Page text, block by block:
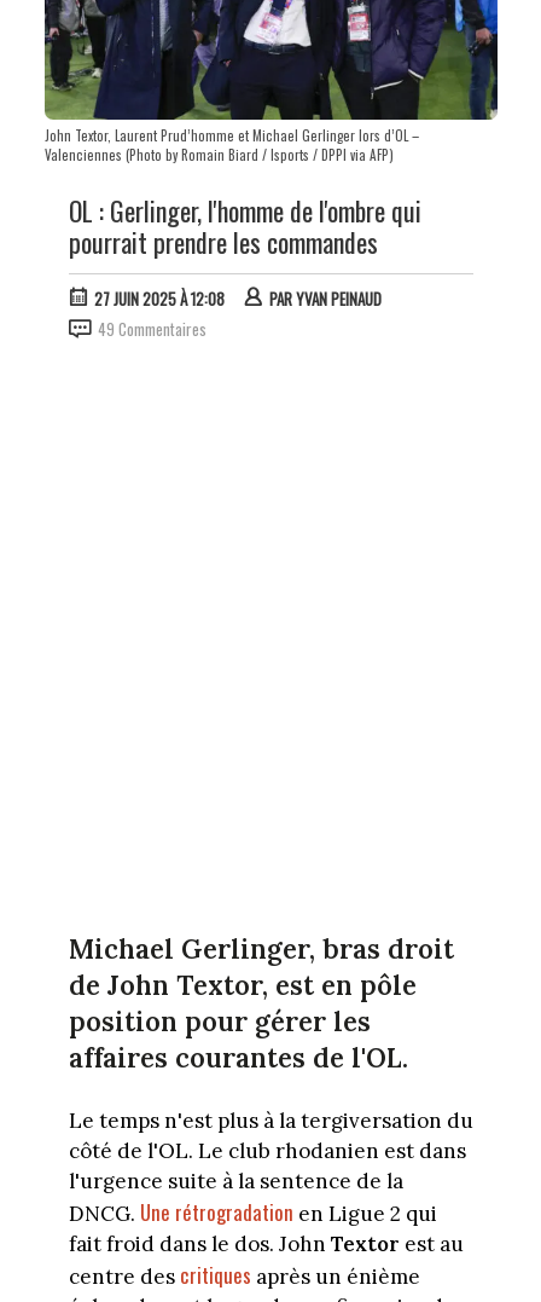
John Textor, Laurent Prud’homme et Michael Gerlinger lors d’OL –
Valenciennes (Photo by Romain Biard / Isports / DPPI via AFP)
OL : Gerlinger, l'homme de l'ombre qui
pourrait prendre les commandes
27 JUIN 2025 À 12:08 PARYVAN PEINAUD
49 Commentaires
Michael Gerlinger, bras droit
de John Textor, est en pôle
position pour gérer les
affaires courantes de l'OL.
Le temps n'est plus à la tergiversation du
côté de l'OL. Le club rhodanien est dans
l'urgence suite à la sentence de la
DNCG. Une rétrogradation en Ligue 2 qui
fait froid dans le dos. John Textor est au
centre des critiques après un énième